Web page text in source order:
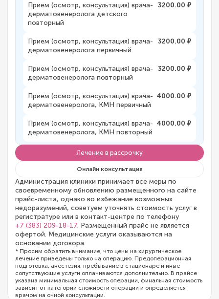
Прием (осмотр, консультация) врача-
дерматовенеролога детского
повторный
3200.00 ₽
Прием (осмотр, консультация) врача-
дерматовенеролога первичный
3200.00 ₽
Прием (осмотр, консультация) врача-
дерматовенеролога повторный
3200.00 ₽
Прием (осмотр, консультация) врача-
дерматовенеролога, КМН первичный
4000.00 ₽
Прием (осмотр, консультация) врача-
дерматовенеролога, КМН повторный
4000.00 ₽
Лечение в рассрочку
Онлайн консультация
Администрация клиники принимает все меры по
своевременному обновлению размещенного на сайте
прайс-листа, однако во избежание возможных
недоразумений, советуем уточнять стоимость услуг в
регистратуре или в контакт-центре по телефону
+7 (383) 209-18-17. Размещенный прайс не является
офертой. Медицинские услуги оказываются на
основании договора.
* Просим обратить внимание, что цены на хирургическое
лечение приведены только на операцию. Предоперационная
подготовка, анестезия, пребывание в стационаре и иные
сопутствующие услуги оплачиваются дополнительно. В прайсе
указана минимальная стоимость операции, финальная стоимость
зависит от категории сложности операции и определяется
врачом на очной консультации.